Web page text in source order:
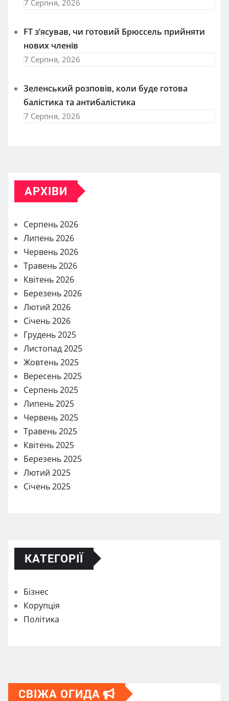
7 Серпня, 2026
FT зʼясував, чи готовий Брюссель прийняти
нових членів
7 Серпня, 2026
Зеленський розповів, коли буде готова
балістика та антибалістика
7 Серпня, 2026
АРХІВИ
Серпень 2026
Липень 2026
Червень 2026
Травень 2026
Квітень 2026
Березень 2026
Лютий 2026
Січень 2026
Грудень 2025
Листопад 2025
Жовтень 2025
Вересень 2025
Серпень 2025
Липень 2025
Червень 2025
Травень 2025
Квітень 2025
Березень 2025
Лютий 2025
Січень 2025
КАТЕГОРІЇ
Бізнес
Корупція
Політика
СВІЖА ОГИДА